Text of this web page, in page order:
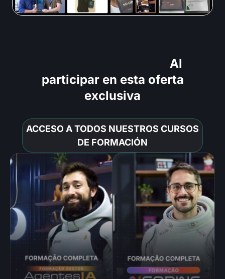
Al
participar en esta oferta
exclusiva
ACCESO A TODOS NUESTROS CURSOS
DE FORMACIÓN